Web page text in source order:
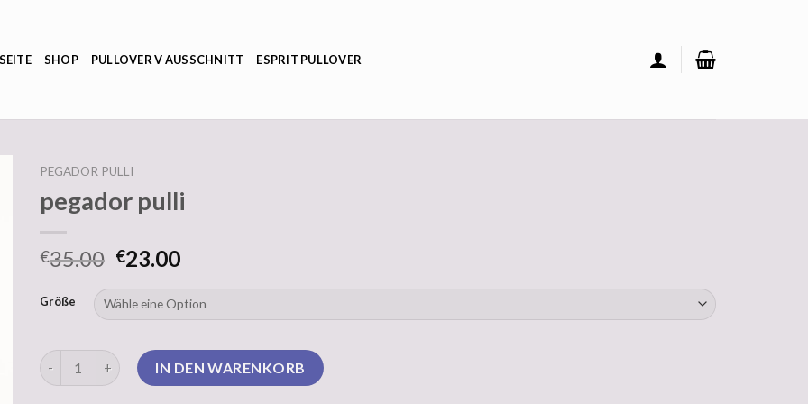
SHOP PULLOVER V AUSSCHNITT ESPRIT PULLOVER
PEGADOR PULLI
pegador pulli
€35.00 €23.00
Größe
pegador pulli MengeIN DEN WARENKORB